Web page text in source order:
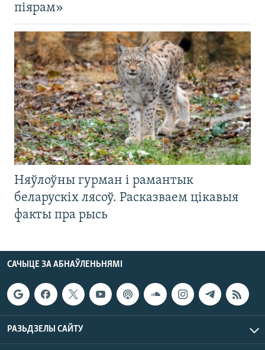
піярам»
Няўлоўны гурман і рамантык
беларускіх лясоў. Расказваем цікавыя
факты пра рысь
САЧЫЦЕ ЗА АБНАЎЛЕНЬНЯМІ
РАЗЬДЗЕЛЫ САЙТУ